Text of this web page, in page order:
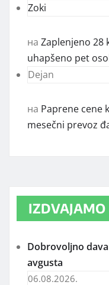
Zoki
на Zaplenjeno 28
uhapšeno pet
Dejan
на Paprene cene
mesečni prevoz
IZDVAJAMO
Dobrovoljno
avgusta
06.08.2026.